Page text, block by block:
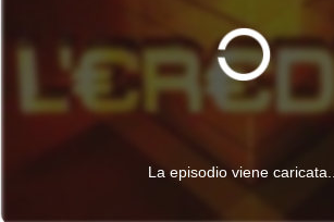
La episodio viene caricata...